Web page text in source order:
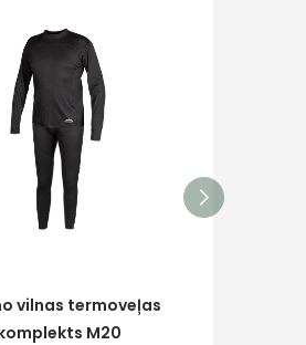
vilnas termoveļas
M20
lietošanas noteikumiem
Piekrītu saņemt
Sūtīt ziņojumu